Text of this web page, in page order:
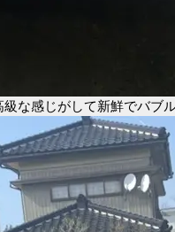
な感じがして新鮮でバブ